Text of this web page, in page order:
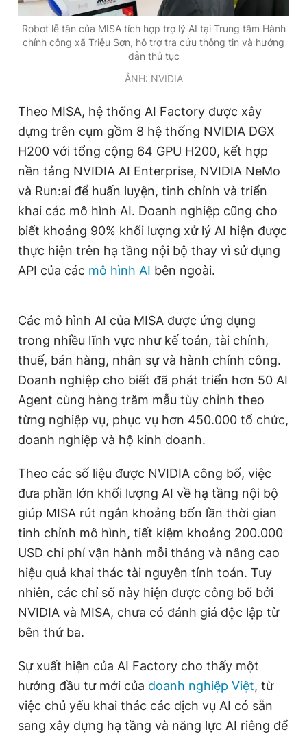
Robot lễ tân của MISA tích hợp trợ lý AI tại Trung tâm Hành
chính công xã Triệu Sơn, hỗ trợ tra cứu thông tin và hướng
dẫn thủ tục
ẢNH: NVIDIA
Theo MISA, hệ thống AI Factory được xây
dựng trên cụm gồm 8 hệ thống NVIDIA DGX
H200 với tổng cộng 64 GPU H200, kết hợp
nền tảng NVIDIA AI Enterprise, NVIDIA NeMo
và Run:ai để huấn luyện, tinh chỉnh và triển
khai các mô hình AI. Doanh nghiệp cũng cho
biết khoảng 90% khối lượng xử lý AI hiện được
thực hiện trên hạ tầng nội bộ thay vì sử dụng
API của các mô hình AI bên ngoài.
Các mô hình AI của MISA được ứng dụng
trong nhiều lĩnh vực như kế toán, tài chính,
thuế, bán hàng, nhân sự và hành chính công.
Doanh nghiệp cho biết đã phát triển hơn 50 AI
Agent cùng hàng trăm mẫu tùy chỉnh theo
từng nghiệp vụ, phục vụ hơn 450.000 tổ chức,
doanh nghiệp và hộ kinh doanh.
Theo các số liệu được NVIDIA công bố, việc
đưa phần lớn khối lượng AI về hạ tầng nội bộ
giúp MISA rút ngắn khoảng bốn lần thời gian
tinh chỉnh mô hình, tiết kiệm khoảng 200.000
USD chi phí vận hành mỗi tháng và nâng cao
hiệu quả khai thác tài nguyên tính toán. Tuy
nhiên, các chỉ số này hiện được công bố bởi
NVIDIA và MISA, chưa có đánh giá độc lập từ
bên thứ ba.
Sự xuất hiện của AI Factory cho thấy một
hướng đầu tư mới của doanh nghiệp Việt, từ
việc chủ yếu khai thác các dịch vụ AI có sẵn
sang xây dựng hạ tầng và năng lực AI riêng để